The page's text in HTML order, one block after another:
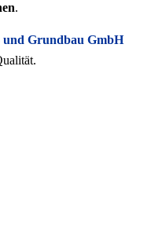
.
und Grundbau GmbH